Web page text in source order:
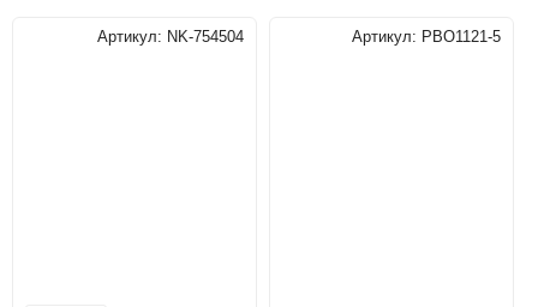
Артикул: NK-754504 Артикул: РВО1121-5